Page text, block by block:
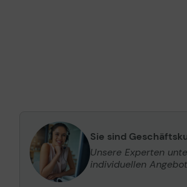
Sie sind
Unsere Experten
individuellen